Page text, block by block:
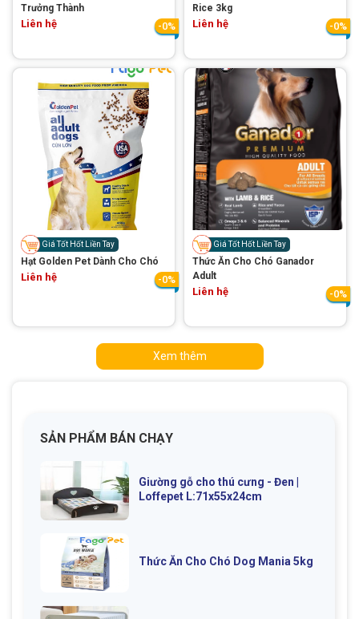
Trưởng Thành
Liên hệ -0%
Rice 3kg
Liên hệ -0%
Giá Tốt Hốt Liền Tay
Hạt Golden Pet Dành Cho Chó
Liên hệ -0%
Giá Tốt Hốt Liền Tay
Thức Ăn Cho Chó Ganador
Adult
Liên hệ -0%
Xem thêm
SẢN PHẨM BÁN CHẠY
Giường gỗ cho thú cưng - Đen |
Loffepet L:71x55x24cm
Thức Ăn Cho Chó Dog Mania 5kg